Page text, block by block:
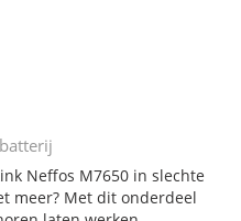
Neffos M7650 in slechte
meer? Met dit onderdeel